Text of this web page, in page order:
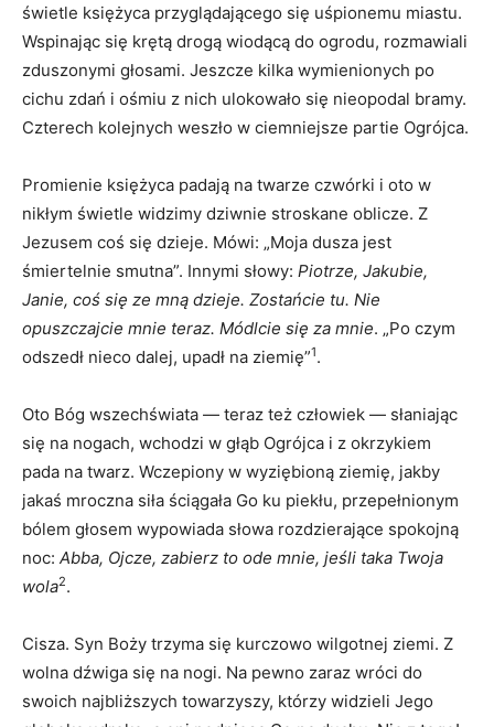
świetle księżyca przyglądającego się uśpionemu miastu.
Wspinając się krętą drogą wiodącą do ogrodu, rozmawiali
zduszonymi głosami. Jeszcze kilka wymienionych po
cichu zdań i ośmiu z nich ulokowało się nieopodal bramy.
Czterech kolejnych weszło w ciemniejsze partie Ogrójca.
Promienie księżyca padają na twarze czwórki i oto w
nikłym świetle widzimy dziwnie stroskane oblicze. Z
Jezusem coś się dzieje. Mówi: „Moja dusza jest
śmiertelnie smutna”. Innymi słowy: Piotrze, Jakubie,
Janie, coś się ze mną dzieje. Zostańcie tu. Nie
opuszczajcie mnie teraz. Módlcie się za mnie. „Po czym
odszedł nieco dalej, upadł na ziemię”1.
Oto Bóg wszechświata — teraz też człowiek — słaniając
się na nogach, wchodzi w głąb Ogrójca i z okrzykiem
pada na twarz. Wczepiony w wyziębioną ziemię, jakby
jakaś mroczna siła ściągała Go ku piekłu, przepełnionym
bólem głosem wypowiada słowa rozdzierające spokojną
noc: Abba, Ojcze, zabierz to ode mnie, jeśli taka Twoja
wola2.
Cisza. Syn Boży trzyma się kurczowo wilgotnej ziemi. Z
wolna dźwiga się na nogi. Na pewno zaraz wróci do
swoich najbliższych towarzyszy, którzy widzieli Jego